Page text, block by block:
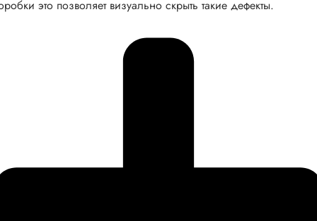
это позволяет визуально скрыть такие дефекты.